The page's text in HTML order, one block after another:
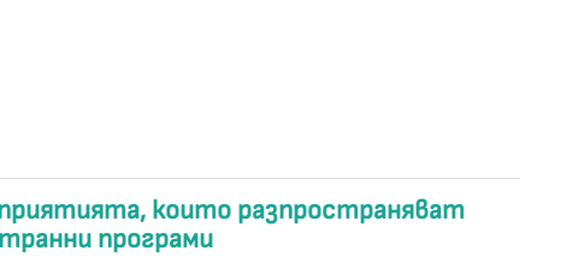
които разпространяват
програми